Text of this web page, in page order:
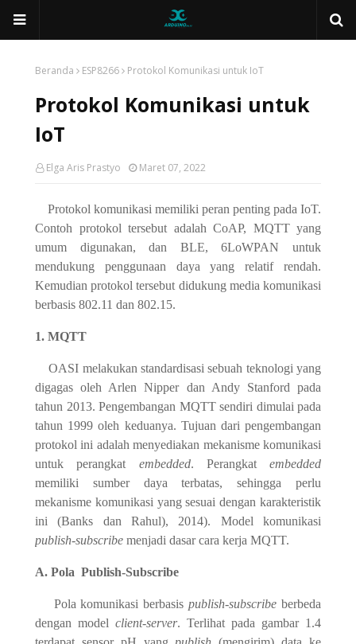
Beranda ESP8266 Protokol Komunikasi untuk IoT
Protokol Komunikasi untuk
IoT
Elga Aris Prastyo Maret 07, 2022
Protokol komunikasi memiliki peran penting pada IoT.
Contoh protokol tersebut adalah CoAP, MQTT yang
umum digunakan, dan BLE, 6LoWPAN untuk
mendukung penggunaan daya yang relatif rendah.
Kemudian protokol tersebut didukung media komunikasi
berbasis 802.11 dan 802.15.
1. MQTT
OASI melakukan standardisasi sebuah teknologi yang
digagas oleh Arlen Nipper dan Andy Stanford pada
tahun 2013. Pengembangan MQTT sendiri dimulai pada
tahun 1999 oleh keduanya. Tujuan dari pengembangan
protokol ini adalah menyediakan mekanisme komunikasi
untuk perangkat embedded. Perangkat embedded
memiliki sumber daya terbatas, sehingga perlu
mekanisme komunikasi yang sesuai dengan karakteristik
ini (Banks dan Rahul), 2014). Model komunikasi
publish-subscribe menjadi dasar cara kerja MQTT.
A. Pola Publish-Subscribe
Pola komunikasi berbasispublish-subscribe berbeda
dengan model client-server. Terlihat pada gambar 1.4